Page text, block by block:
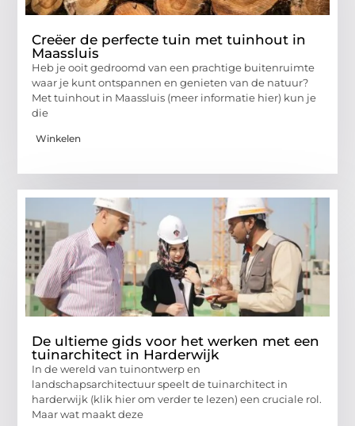
Creëer de perfecte tuin met tuinhout in
Maassluis
Heb je ooit gedroomd van een prachtige buitenruimte
waar je kunt ontspannen en genieten van de natuur?
Met tuinhout in Maassluis (meer informatie hier) kun je
die
Winkelen
De ultieme gids voor het werken met een
tuinarchitect in Harderwijk
In de wereld van tuinontwerp en
landschapsarchitectuur speelt de tuinarchitect in
harderwijk (klik hier om verder te lezen) een cruciale rol.
Maar wat maakt deze